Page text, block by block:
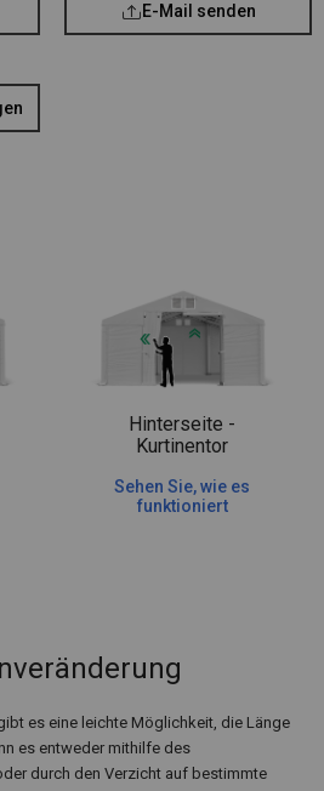
E-Mail senden
Hinterseite -
Kurtinentor
Sehen Sie, wie es
funktioniert
es eine leichte Möglichkeit, die Länge
es entweder mithilfe des
durch den Verzicht auf bestimmte